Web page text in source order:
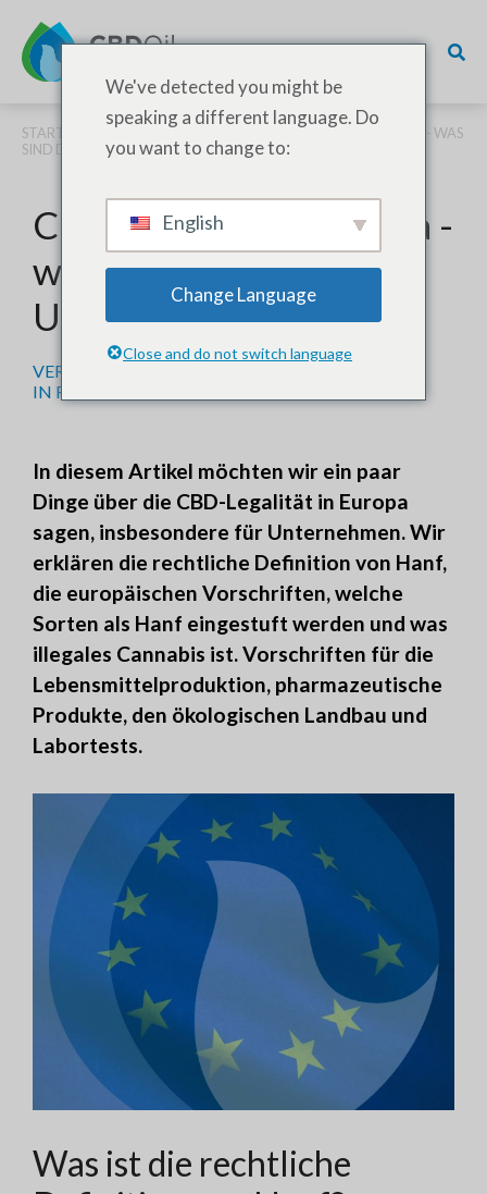
STARTSEITE RECHTMÄSSIGKEIT
/ CBD LEGALITÄT IN EUROPA - WAS
SIND DIE REGELN FÜR UNTERNEHMEN?
CBD Legalität in Europa -
was sind die Regeln für
Unternehmen?
VERFASST AM
IN RECHTMÄSSIGKEIT
In diesem Artikel möchten wir ein paar
Dinge über die CBD-Legalität in Europa
sagen, insbesondere für Unternehmen. Wir
erklären die rechtliche Definition von Hanf,
die europäischen Vorschriften, welche
Sorten als Hanf eingestuft werden und was
illegales Cannabis ist. Vorschriften für die
Lebensmittelproduktion, pharmazeutische
Produkte, den ökologischen Landbau und
Labortests.
Was ist die rechtliche
We've detected you might be
speaking a different language. Do
you want to change to:
English
Change Language
Close and do not switch language